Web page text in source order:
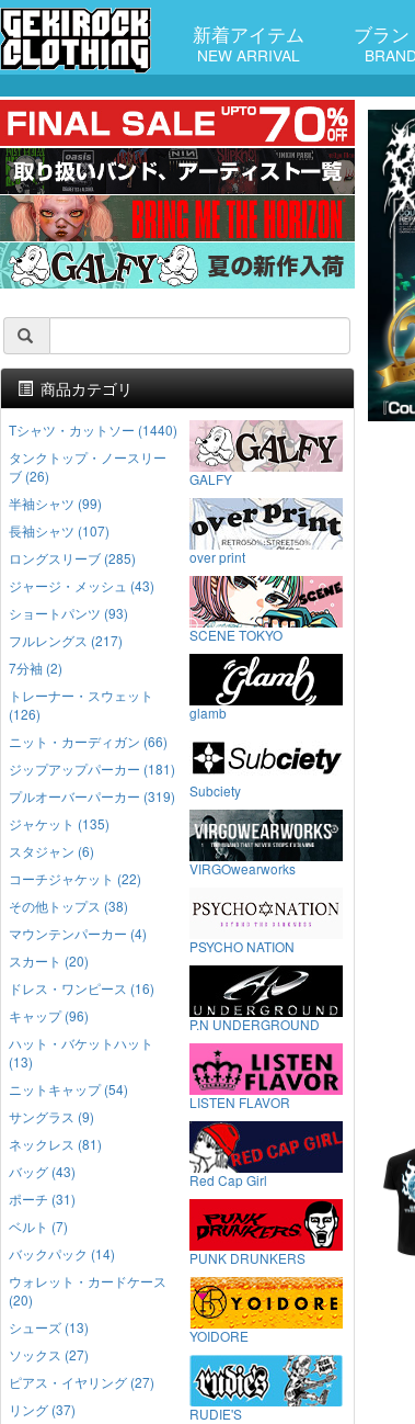
新着アイテム
NEW ARRIVAL
ブラ
商品カテゴリ
Tシャツ・カットソー (1440)
タンクトップ・ノースリー
ブ (26)
半袖シャツ (99)
長袖シャツ (107)
ロングスリーブ (285)
ジャージ・メッシュ (43)
ショートパンツ (93)
フルレングス (217)
7分袖 (2)
トレーナー・スウェット
(126)
ニット・カーディガン (66)
ジップアップパーカー (181)
プルオーバーパーカー (319)
ジャケット (135)
スタジャン (6)
コーチジャケット (22)
その他トップス (38)
マウンテンパーカー (4)
スカート (20)
ドレス・ワンピース (16)
キャップ (96)
ハット・バケットハット
(13)
ニットキャップ (54)
サングラス (9)
ネックレス (81)
バッグ (43)
ポーチ (31)
ベルト (7)
バックパック (14)
ウォレット・カードケース
(20)
シューズ (13)
ソックス (27)
ピアス・イヤリング (27)
リング (37)
GALFY
over print
SCENE TOKYO
glamb
Subciety
VIRGOwearworks
PSYCHO NATION
P.N UNDERGROUND
LISTEN FLAVOR
Red Cap Girl
PUNK DRUNKERS
YOIDORE
RUDIE'S